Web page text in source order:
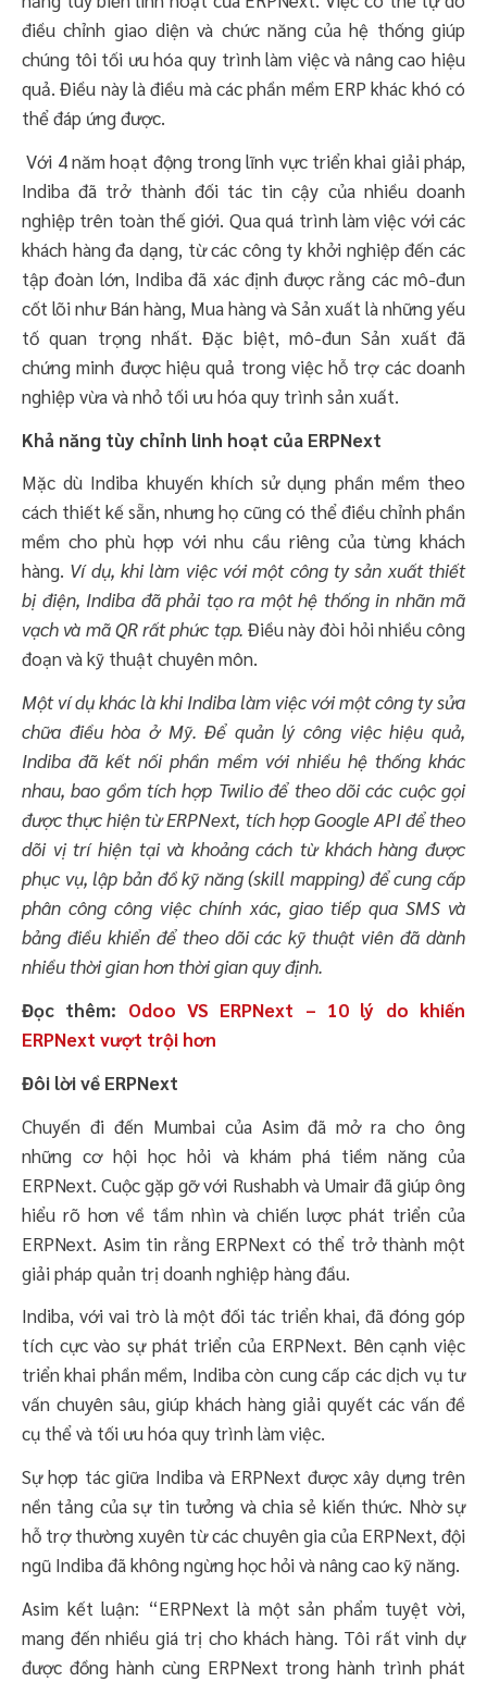
điều chỉnh giao diện và chức năng của hệ thống giúp
chúng tôi tối ưu hóa quy trình làm việc và nâng cao hiệu
quả. Điều này là điều mà các phần mềm ERP khác khó có
thể đáp ứng được.
Với 4 năm hoạt động trong lĩnh vực triển khai giải pháp,
Indiba đã trở thành đối tác tin cậy của nhiều doanh
nghiệp trên toàn thế giới. Qua quá trình làm việc với các
khách hàng đa dạng, từ các công ty khởi nghiệp đến các
tập đoàn lớn, Indiba đã xác định được rằng các mô-đun
cốt lõi như Bán hàng, Mua hàng và Sản xuất là những yếu
tố quan trọng nhất. Đặc biệt, mô-đun Sản xuất đã
chứng minh được hiệu quả trong việc hỗ trợ các doanh
nghiệp vừa và nhỏ tối ưu hóa quy trình sản xuất.
Khả năng tùy chỉnh linh hoạt của ERPNext
Mặc dù Indiba khuyến khích sử dụng phần mềm theo
cách thiết kế sẵn, nhưng họ cũng có thể điều chỉnh phần
mềm cho phù hợp với nhu cầu riêng của từng khách
hàng. Ví dụ, khi làm việc với một công ty sản xuất thiết
bị điện, Indiba đã phải tạo ra một hệ thống in nhãn mã
vạch và mã QR rất phức tạp. Điều này đòi hỏi nhiều công
đoạn và kỹ thuật chuyên môn.
Một ví dụ khác là khi Indiba làm việc với một công ty sửa
chữa điều hòa ở Mỹ. Để quản lý công việc hiệu quả,
Indiba đã kết nối phần mềm với nhiều hệ thống khác
nhau, bao gồm tích hợp Twilio để theo dõi các cuộc gọi
được thực hiện từ ERPNext, tích hợp Google API để theo
dõi vị trí hiện tại và khoảng cách từ khách hàng được
phục vụ, lập bản đồ kỹ năng (skill mapping) để cung cấp
phân công công việc chính xác, giao tiếp qua SMS và
bảng điều khiển để theo dõi các kỹ thuật viên đã dành
nhiều thời gian hơn thời gian quy định.
Đọc thêm: Odoo VS ERPNext – 10 lý do khiến
ERPNext vượt trội hơn
Đôi lời về ERPNext
Chuyến đi đến Mumbai của Asim đã mở ra cho ông
những cơ hội học hỏi và khám phá tiềm năng của
ERPNext. Cuộc gặp gỡ với Rushabh và Umair đã giúp ông
hiểu rõ hơn về tầm nhìn và chiến lược phát triển của
ERPNext. Asim tin rằng ERPNext có thể trở thành một
giải pháp quản trị doanh nghiệp hàng đầu.
Indiba, với vai trò là một đối tác triển khai, đã đóng góp
tích cực vào sự phát triển của ERPNext. Bên cạnh việc
triển khai phần mềm, Indiba còn cung cấp các dịch vụ tư
vấn chuyên sâu, giúp khách hàng giải quyết các vấn đề
cụ thể và tối ưu hóa quy trình làm việc.
Sự hợp tác giữa Indiba và ERPNext được xây dựng trên
nền tảng của sự tin tưởng và chia sẻ kiến thức. Nhờ sự
hỗ trợ thường xuyên từ các chuyên gia của ERPNext, đội
ngũ Indiba đã không ngừng học hỏi và nâng cao kỹ năng.
Asim kết luận: “ERPNext là một sản phẩm tuyệt vời,
mang đến nhiều giá trị cho khách hàng. Tôi rất vinh dự
được đồng hành cùng ERPNext trong hành trình phát